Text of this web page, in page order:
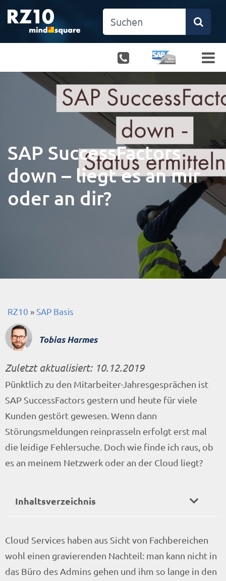
SAP SuccessFactors
down – liegt es an mir
oder an dir?
RZ10 » SAP Basis
Tobias Harmes
Zuletzt aktualisiert: 10.12.2019
Pünktlich zu den Mitarbeiter-Jahresgesprächen ist
SAP SuccessFactors gestern und heute für viele
Kunden gestört gewesen. Wenn dann
Störungsmeldungen reinprasseln erfolgt erst mal
die leidige Fehlersuche. Doch wie finde ich raus, ob
es an meinem Netzwerk oder an der Cloud liegt?
Inhaltsverzeichnis
Cloud Services haben aus Sicht von Fachbereichen
wohl einen gravierenden Nachteil: man kann nicht in
das Büro des Admins gehen und ihm so lange in den